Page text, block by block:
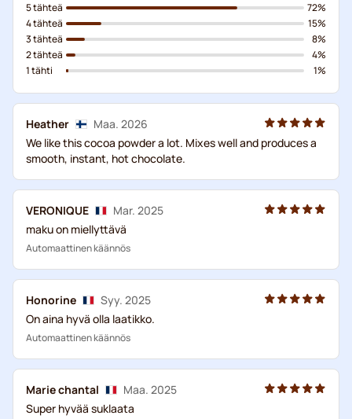
5 tähteä
4 tähteä
3 tähteä
2 tähteä
1 tähti
72%
15%
8%
4%
1%
Heather
Maa. 2026
We like this cocoa powder a lot. Mixes well and produces a
smooth, instant, hot chocolate.
VERONIQUE
Mar. 2025
maku on miellyttävä
Automaattinen käännös
Honorine
Syy. 2025
On aina hyvä olla laatikko.
Automaattinen käännös
Marie chantal
Maa. 2025
Super hyvää suklaata